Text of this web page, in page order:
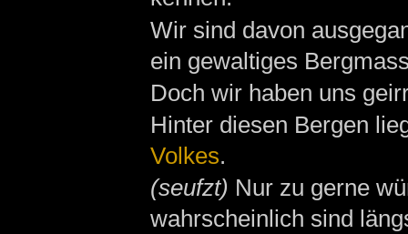
Wir sind davon
ein gewaltiges
Doch wir haben uns
Hinter diesen Bergen
Volkes.
(seufzt) Nur zu gerne
wahrscheinlich sind